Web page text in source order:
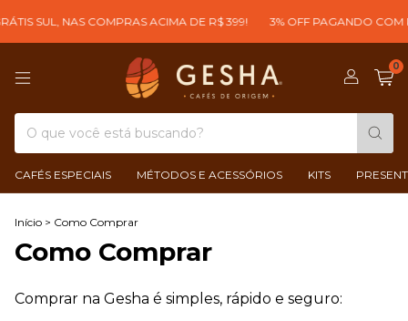
SUL, NAS COMPRAS ACIMA DE R$ 399! 3% OFF PAGANDO COM
0
CAFÉS ESPECIAIS MÉTODOS E ACESSÓRIOS KITS
Início > Como Comprar
Como Comprar
Comprar na Gesha é simples, rápido e seguro: